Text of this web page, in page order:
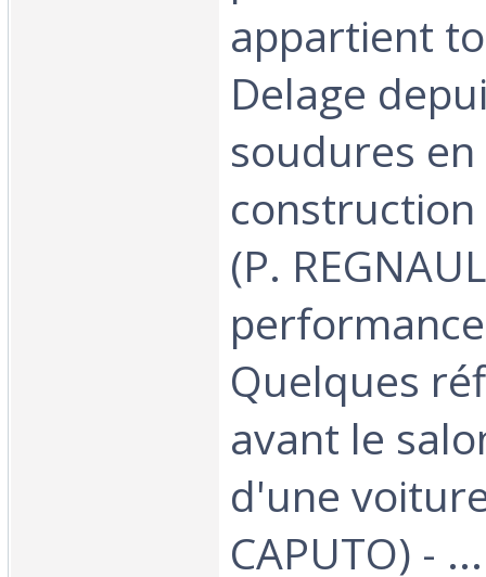
appartient
Delage
soudures en
(P.
Quelques
avant le
d'une
CAPUTO) - ...‎